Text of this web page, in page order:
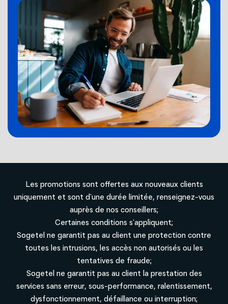
Les promotions sont offertes aux nouveaux clients
uniquement et sont d’une durée limitée, renseignez-vous
auprès de nos conseillers;
Certaines conditions s’appliquent;
Sogetel ne garantit pas au client une protection contre
toutes les intrusions, les accès non autorisés ou les
tentatives de fraude;
Sogetel ne garantit pas au client la prestation des
services sans erreur, sous-performance, ralentissement,
dysfonctionnement, défaillance ou interruption;